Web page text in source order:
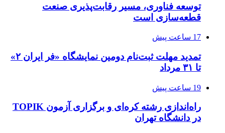
توسعه فناوری، مسیر رقابت‌پذیری صنعت
قطعه‌سازی است
17 ساعت پیش
تمدید مهلت ثبت‌نام دومین نمایشگاه «فر ایران ۲»
تا ۳۱ مرداد
19 ساعت پیش
راه‌اندازی رشته کره‌ای و برگزاری آزمون TOPIK
در دانشگاه تهران